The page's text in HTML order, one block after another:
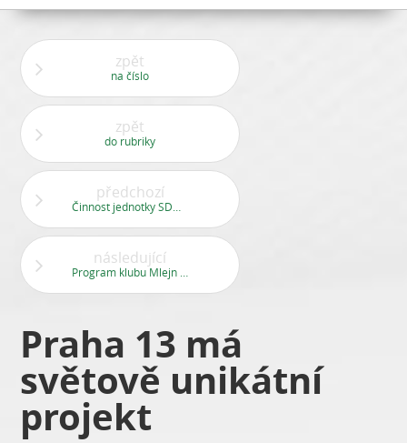
zpět
na číslo
zpět
do rubriky
předchozí
následující
Praha 13 má
světově unikátní
projekt